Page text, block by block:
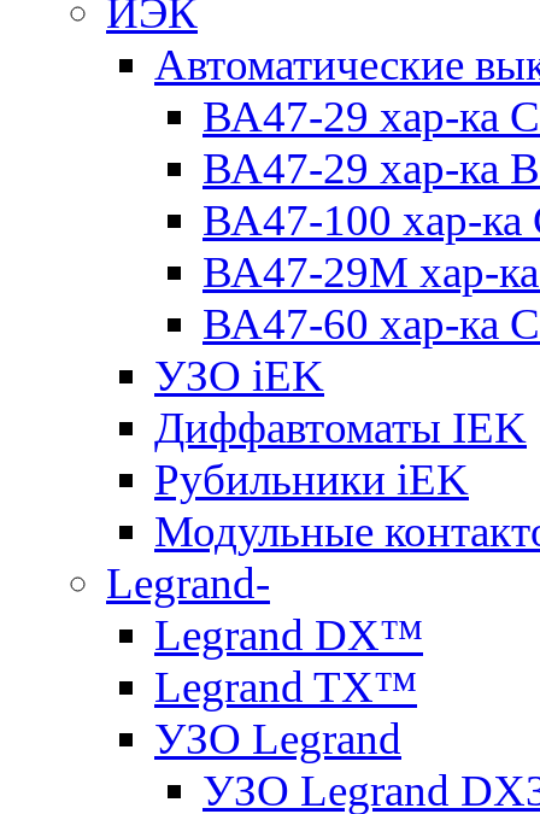
ИЭК
Автоматические
ВА47-29 хар-ка C
ВА47-29 хар-ка B
ВА47-100 хар-ка
ВА47-29M хар-
ВА47-60 хар-ка C
УЗО iEK
Диффавтоматы IEK
Рубильники iEK
Модульные
Legrand-
Legrand DX™
Legrand TX™
УЗО Legrand
УЗО Legrand